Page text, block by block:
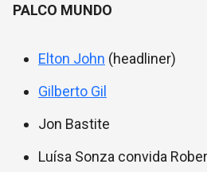
PALCO MUNDO
Elton John (headliner)
Gilberto Gil
Jon Bastite
Luísa Sonza convida